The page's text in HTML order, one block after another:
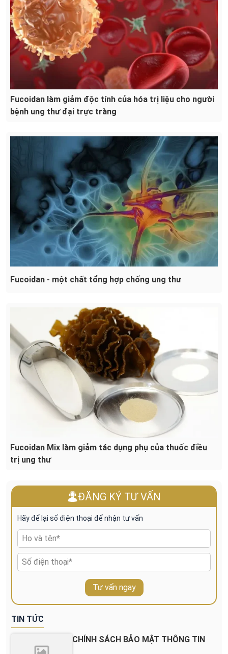
Fucoidan làm giảm độc tính của hóa trị liệu cho người
bệnh ung thư đại trực tràng
Fucoidan - một chất tổng hợp chống ung thư
Fucoidan Mix làm giảm tác dụng phụ của thuốc điều
trị ung thư
ĐĂNG KÝ TƯ VẤN
Hãy để lại số điện thoại để nhận tư vấn
Tư vấn ngay
TIN TỨC
CHÍNH SÁCH BẢO MẬT THÔNG TIN